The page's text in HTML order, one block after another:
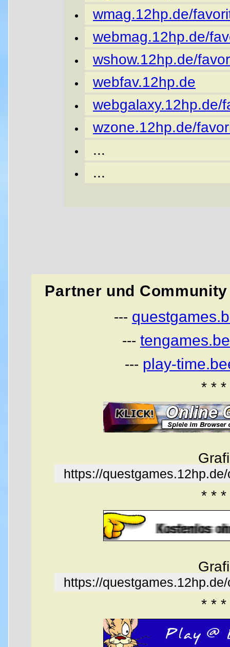
wmag.12hp.de/
webmag.12hp.de/
wshow.12hp.de/
webfav.12hp.de
webgalaxy.12hp.de/
wzone.12hp.de/
...
...
Partner und
---
---
--- play-
* * *
https://
* * *
https://
* * *